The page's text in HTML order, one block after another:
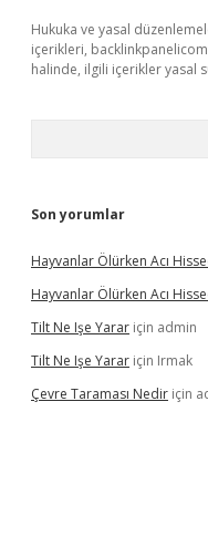
Hukuka ve yasal
içerikleri,
halinde, ilgili içerikler yasal
Son yorumlar
Hayvanlar Ölürken Acı
Hayvanlar Ölürken Acı
Tilt Ne Işe Yarar için admin
Tilt Ne Işe Yarar için Irmak
Çevre Taraması Nedir için